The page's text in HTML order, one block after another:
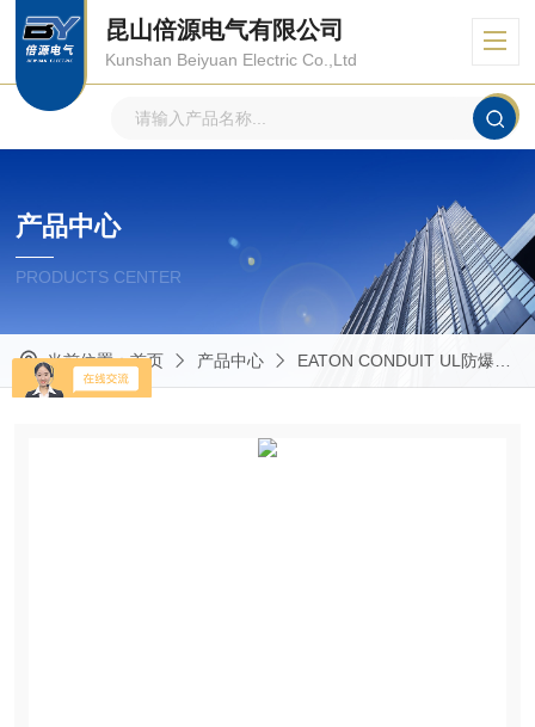
昆山倍源电气有限公司
Kunshan Beiyuan Electric Co.,Ltd
产品中心
PRODUCTS CENTER
当前位置：首页 产品中心 EATON CONDUIT UL防爆管件